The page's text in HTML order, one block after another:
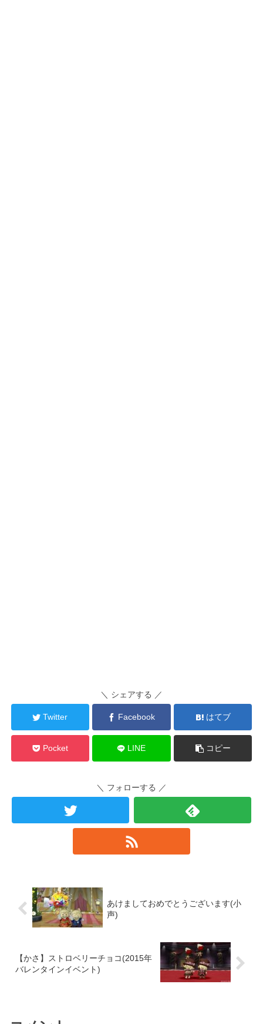
＼ シェアする ／
Twitter Facebook はてブ
Pocket LINE コピー
＼ フォローする ／
あけましておめでとうございます(小
声)
【かさ】ストロベリーチョコ(2015年
バレンタインイベント)